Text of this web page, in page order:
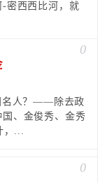
密西西比河，就
0
名人？——除去政
、金俊秀、金秀
，...
0